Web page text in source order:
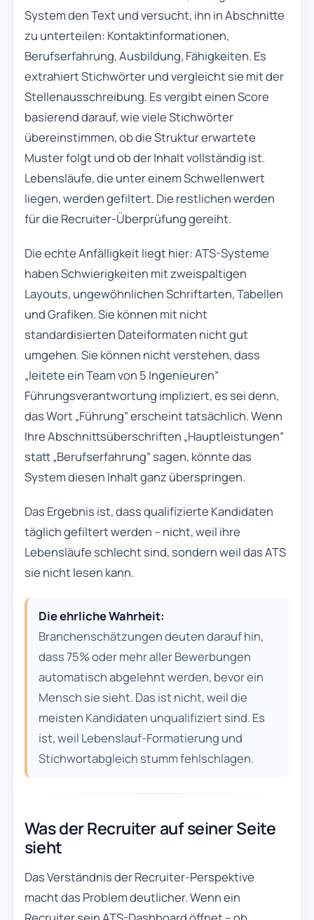
System den Text und versucht, ihn in Abschnitte
zu unterteilen: Kontaktinformationen,
Berufserfahrung, Ausbildung, Fähigkeiten. Es
extrahiert Stichwörter und vergleicht sie mit der
Stellenausschreibung. Es vergibt einen Score
basierend darauf, wie viele Stichwörter
übereinstimmen, ob die Struktur erwartete
Muster folgt und ob der Inhalt vollständig ist.
Lebensläufe, die unter einem Schwellenwert
liegen, werden gefiltert. Die restlichen werden
für die Recruiter-Überprüfung gereiht.
Die echte Anfälligkeit liegt hier: ATS-Systeme
haben Schwierigkeiten mit zweispaltigen
Layouts, ungewöhnlichen Schriftarten, Tabellen
und Grafiken. Sie können mit nicht
standardisierten Dateiformaten nicht gut
umgehen. Sie können nicht verstehen, dass
„leitete ein Team von 5 Ingenieuren”
Führungsverantwortung impliziert, es sei denn,
das Wort „Führung” erscheint tatsächlich. Wenn
Ihre Abschnittsüberschriften „Hauptleistungen”
statt „Berufserfahrung” sagen, könnte das
System diesen Inhalt ganz überspringen.
Das Ergebnis ist, dass qualifizierte Kandidaten
täglich gefiltert werden – nicht, weil ihre
Lebensläufe schlecht sind, sondern weil das ATS
sie nicht lesen kann.
Die ehrliche Wahrheit:
Branchenschätzungen deuten darauf hin,
dass 75% oder mehr aller Bewerbungen
automatisch abgelehnt werden, bevor ein
Mensch sie sieht. Das ist nicht, weil die
meisten Kandidaten unqualifiziert sind. Es
ist, weil Lebenslauf-Formatierung und
Stichwortabgleich stumm fehlschlagen.
Was der Recruiter auf seiner Seite
sieht
Das Verständnis der Recruiter-Perspektive
macht das Problem deutlicher. Wenn ein